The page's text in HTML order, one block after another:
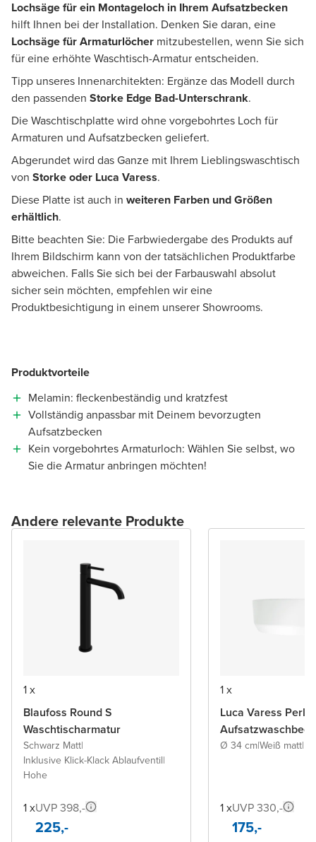
Lochsäge für ein Montageloch in Ihrem Aufsatzbecken
hilft Ihnen bei der Installation. Denken Sie daran, eine
Lochsäge für Armaturlöcher mitzubestellen, wenn Sie sich
für eine erhöhte Waschtisch-Armatur entscheiden.
Tipp unseres Innenarchitekten: Ergänze das Modell durch
den passenden Storke Edge Bad-Unterschrank.
Die Waschtischplatte wird ohne vorgebohrtes Loch für
Armaturen und Aufsatzbecken geliefert.
Abgerundet wird das Ganze mit Ihrem Lieblingswaschtisch
von Storke oder Luca Varess.
Diese Platte ist auch in weiteren Farben und Größen
erhältlich.
Bitte beachten Sie: Die Farbwiedergabe des Produkts auf
Ihrem Bildschirm kann von der tatsächlichen Produktfarbe
abweichen. Falls Sie sich bei der Farbauswahl absolut
sicher sein möchten, empfehlen wir eine
Produktbesichtigung in einem unserer Showrooms.
Produktvorteile
Melamin: fleckenbeständig und kratzfest
Vollständig anpassbar mit Deinem bevorzugten
Aufsatzbecken
Kein vorgebohrtes Armaturloch: Wählen Sie selbst, wo
Sie die Armatur anbringen möchten!
Andere relevante Produkte
1 x
Blaufoss Round S
Waschtischarmatur
Schwarz Matt|
Inklusive Klick-Klack Ablaufventil|
Hohe
1 xUVP 398,-
225,-
1 x
Luca Varess Perla
Ø 34 cm|Weiß matt|
1 xUVP 330,-
175,-